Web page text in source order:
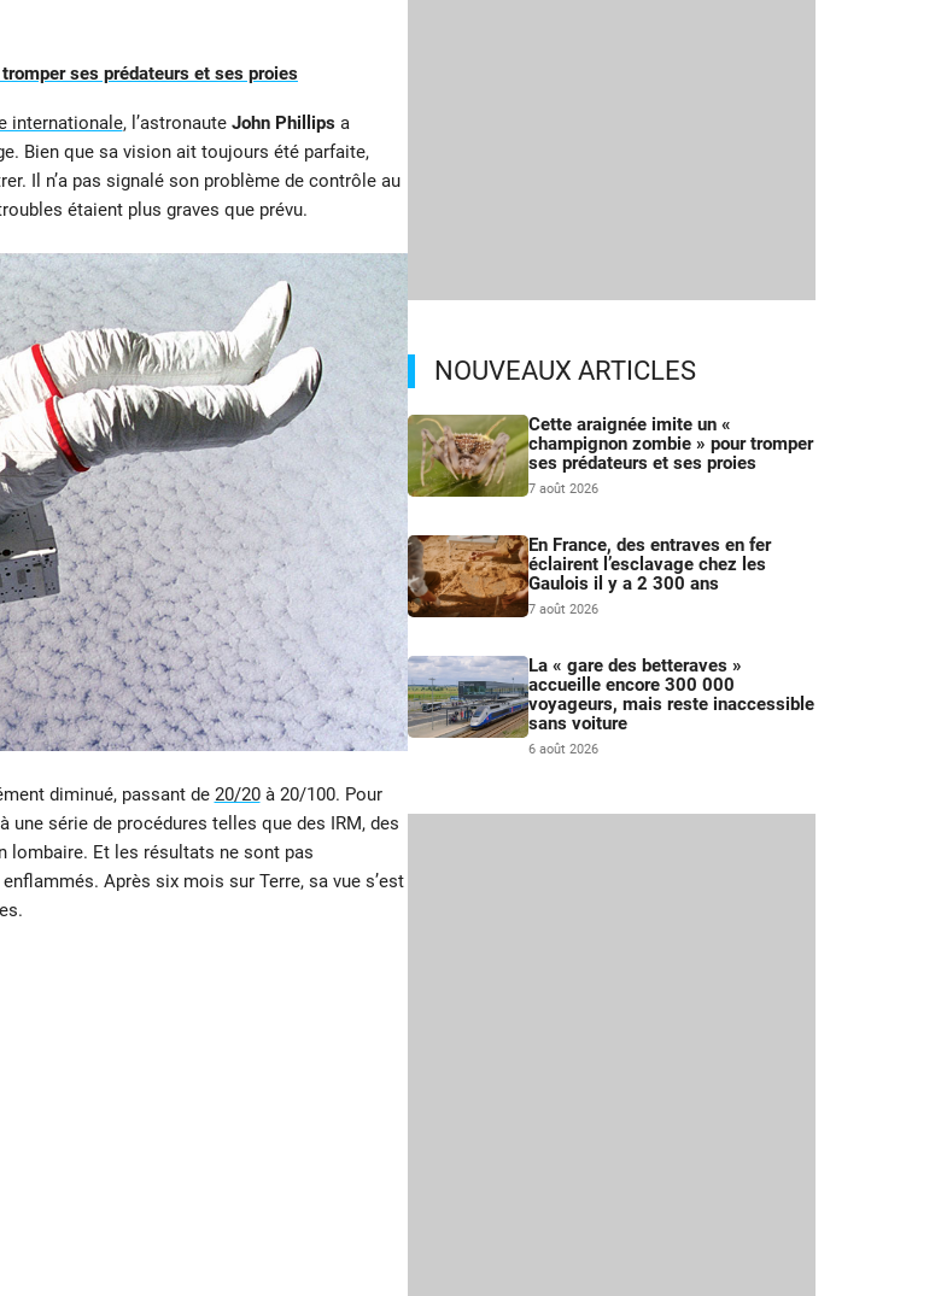
ses prédateurs et ses proies
internationale, l’astronaute John Phillipsa
Bien que sa vision ait toujours été parfaite,
Il n’a pas signalé son problème de contrôle au
étaient plus graves que prévu.
diminué, passant de 20/20à 20/100. Pour
une série de procédures telles que des IRM, des
lombaire. Et les résultats ne sont pas
Après six mois sur Terre, sa vue s’est
NOUVEAUX ARTICLES
Cette araignée imite un «
champignon zombie » pour tromper
ses prédateurs et ses proies
7 août 2026
En France, des entraves en fer
éclairent l’esclavage chez les
Gaulois il y a 2 300 ans
7 août 2026
La « gare des betteraves »
accueille encore 300 000
voyageurs, mais reste inaccessible
sans voiture
6 août 2026